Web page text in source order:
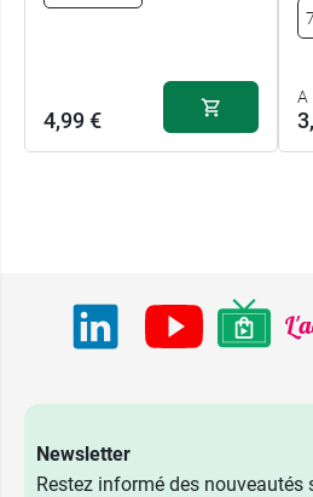
4,99 €
A
Newsletter
Restez informé des nouveautés